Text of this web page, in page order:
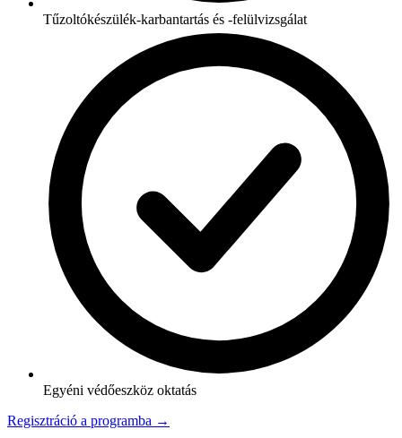
Tűzoltókészülék-karbantartás és -felülvizsgálat
Egyéni védőeszköz oktatás
Regisztráció a programba →